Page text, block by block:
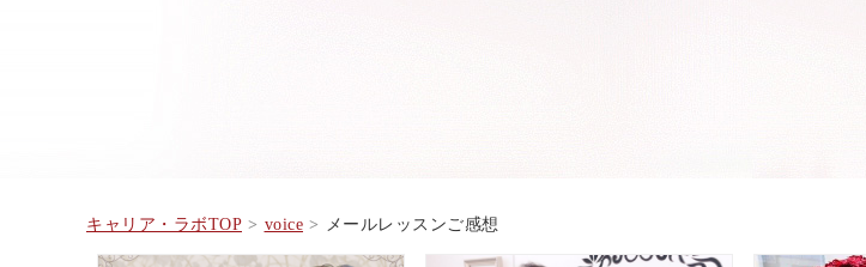
キャリア・ラボTOP voice メールレッスンご感想